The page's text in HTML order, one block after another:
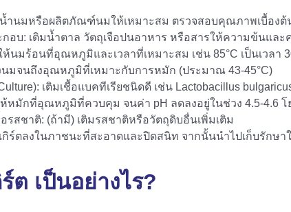
น้ำนมหรือผลิตภัณฑ์นมให้เหมาะสม ตรวจสอบคุณภาพเบื้อง
อบ: เติมน้ำตาล วัตถุเจือปนอาหาร หรือสารให้ความข้นแล
ห้นมร้อนที่อุณหภูมิและเวลาที่เหมาะสม เช่น 85°C เป็นเวลา
มจนถึงอุณหภูมิที่เหมาะกับการหมัก (ประมาณ 43-45°C)
เติมเชื้อแบคทีเรียชนิดดี เช่น Lactobacillus
ห้หมักที่อุณหภูมิที่ควบคุม จนค่า pH ลดลงอยู่ในช่วง 4.5-4.6 โ
รสชาติ: (ถ้ามี) เติมรสชาติหรือวัตถุดิบอื่นเพิ่มเติม
เกิร์ตลงในภาชนะที่สะอาดและปิดสนิท จากนั้นนำไปเก็บรัก
ต เป็นอย่างไร?